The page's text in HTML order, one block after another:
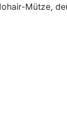
Mütze,